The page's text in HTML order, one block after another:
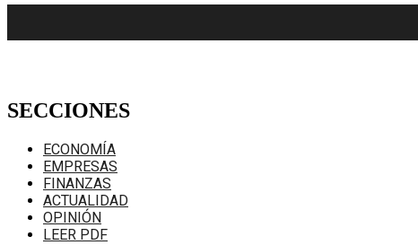
SECCIONES
ECONOMÍA
EMPRESAS
FINANZAS
ACTUALIDAD
OPINIÓN
LEER PDF